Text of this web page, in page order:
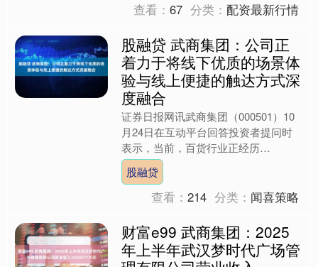
查看：67 分类：配资最新行情
股融贷 武商集团：公司正
着力于将线下优质的场景体
验与线上便捷的触达方式深
度融合
证券日报网讯武商集团（000501）10
月24日在互动平台回答投资者提问时
表示，当前，百货行业正经历
从“场”到“人”的核心转变，公司正积极
顺应这一趋势。线上占比....
股融贷
查看：214 分类： 闻喜策略
财富e99 武商集团：2025
年上半年武汉梦时代广场管